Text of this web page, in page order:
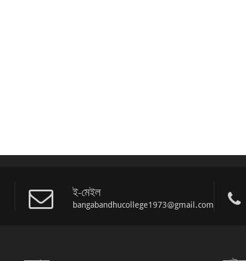
ই-মেইল
bangabandhucollege1973@gmail.com